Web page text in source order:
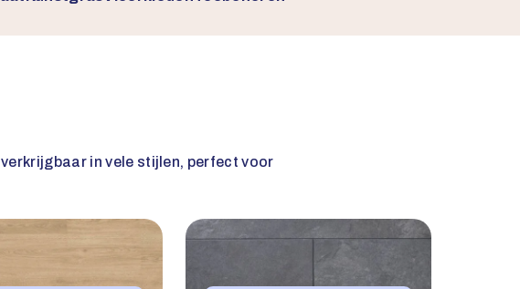
in vele stijlen, perfect voor